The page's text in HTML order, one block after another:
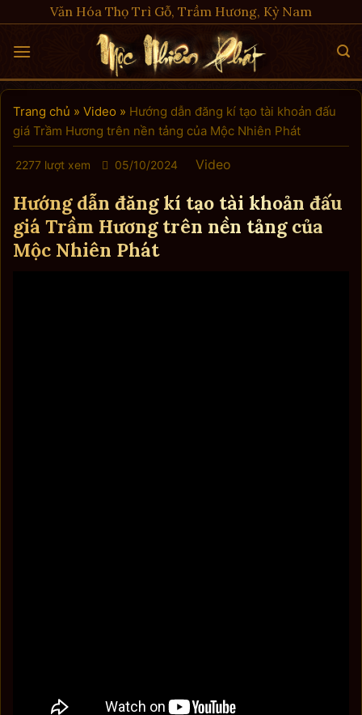
to
content
Văn Hóa Thọ Trì Gỗ, Trầm Hương, Kỳ Nam
Trang chủ » Video » Hướng dẫn đăng kí tạo tài khoản đấu
giá Trầm Hương trên nền tảng của Mộc Nhiên Phát
2277 lượt xem 05/10/2024 Video
Hướng dẫn đăng kí tạo tài khoản đấu
giá Trầm Hương trên nền tảng của
Mộc Nhiên Phát